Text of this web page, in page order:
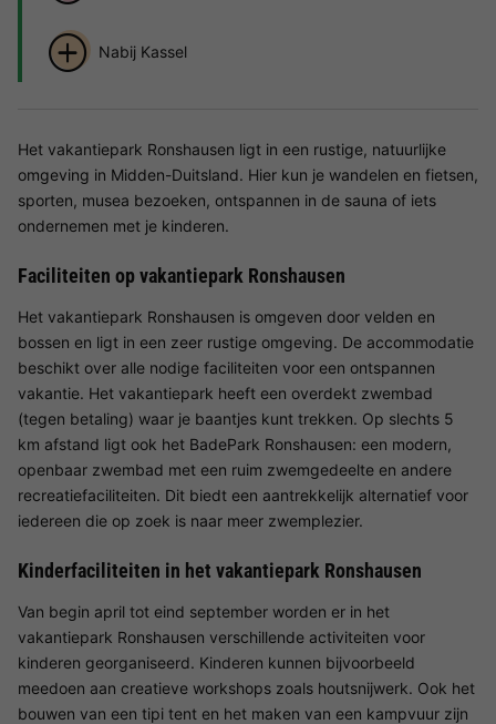
Nabij Kassel
Het vakantiepark Ronshausen ligt in een rustige, natuurlijke
omgeving in Midden-Duitsland. Hier kun je wandelen en fietsen,
sporten, musea bezoeken, ontspannen in de sauna of iets
ondernemen met je kinderen.
Faciliteiten op vakantiepark Ronshausen
Het vakantiepark Ronshausen is omgeven door velden en
bossen en ligt in een zeer rustige omgeving. De accommodatie
beschikt over alle nodige faciliteiten voor een ontspannen
vakantie. Het vakantiepark heeft een overdekt zwembad
(tegen betaling) waar je baantjes kunt trekken. Op slechts 5
km afstand ligt ook het BadePark Ronshausen: een modern,
openbaar zwembad met een ruim zwemgedeelte en andere
recreatiefaciliteiten. Dit biedt een aantrekkelijk alternatief voor
iedereen die op zoek is naar meer zwemplezier.
Kinderfaciliteiten in het vakantiepark Ronshausen
Van begin april tot eind september worden er in het
vakantiepark Ronshausen verschillende activiteiten voor
kinderen georganiseerd. Kinderen kunnen bijvoorbeeld
meedoen aan creatieve workshops zoals houtsnijwerk. Ook het
bouwen van een tipi tent en het maken van een kampvuur zijn